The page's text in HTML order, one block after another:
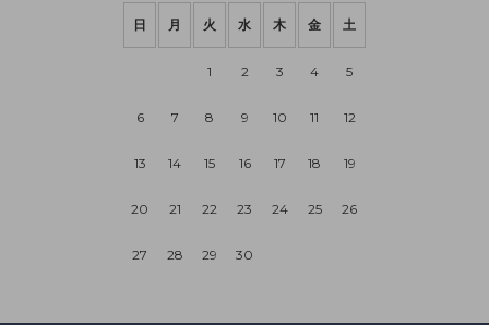
日 月 火 水 木 金 土
1 2 3 4 5
6 7 8 9 10 11 12
13 14 15 16 17 18 19
20 21 22 23 24 25 26
27 28 29 30